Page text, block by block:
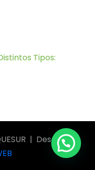
Tipos:
| Desarrollo: